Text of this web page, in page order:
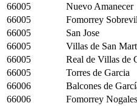
66005
Nuevo Amanecer
66005
Fomorrey
66005
San Jose
66005
Villas de San
66005
Real de Villas de
66005
Torres de Garcia
66006
Balcones de
66006
Fomorrey